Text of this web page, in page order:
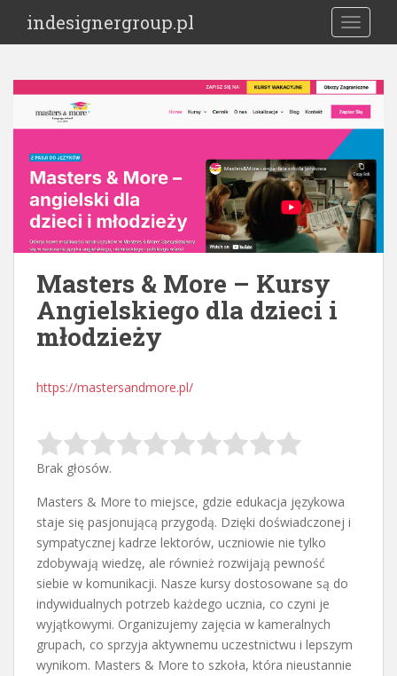
i
indesignergroup.pl
Masters & More – Kursy
Angielskiego dla dzieci i
młodzieży
https://mastersandmore.pl/
Brak głosów.
Masters & More to miejsce, gdzie edukacja językowa
staje się pasjonującą przygodą. Dzięki doświadczonej i
sympatycznej kadrze lektorów, uczniowie nie tylko
zdobywają wiedzę, ale również rozwijają pewność
siebie w komunikacji. Nasze kursy dostosowane są do
indywidualnych potrzeb każdego ucznia, co czyni je
wyjątkowymi. Organizujemy zajęcia w kameralnych
grupach, co sprzyja aktywnemu uczestnictwu i lepszym
wynikom. Masters & More to szkoła, która nieustannie